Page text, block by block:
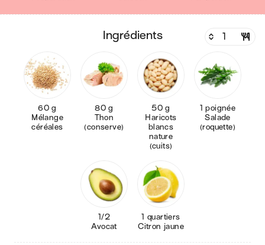
ingrédients
60 g
Mélange
céréales
80 g
Thon
(conserve)
50 g
Haricots
blancs
nature
(cuits)
1 poignée
Salade
(roquette)
1/2
Avocat
1 quartiers
Citron jaune